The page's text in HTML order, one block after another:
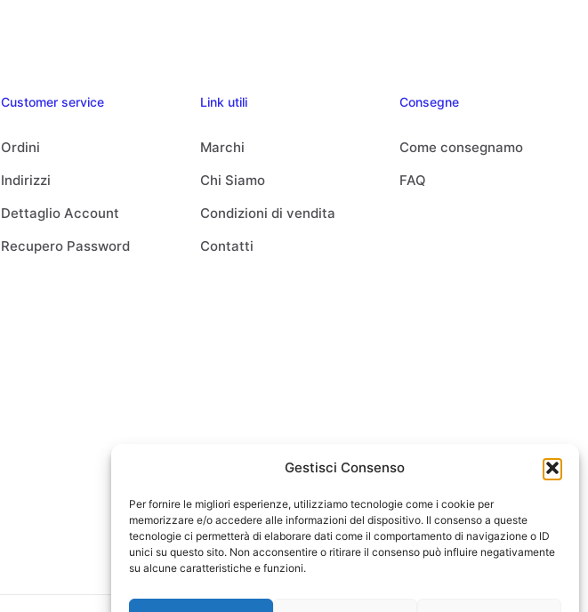
Gestisci Consenso
Per fornire le migliori esperienze, utilizziamo tecnologie come i cookie per
memorizzare e/o accedere alle informazioni del dispositivo. Il consenso a queste
tecnologie ci permetterà di elaborare dati come il comportamento di navigazione o ID
unici su questo sito. Non acconsentire o ritirare il consenso può influire negativamente
su alcune caratteristiche e funzioni.
Customer service
Ordini
Indirizzi
Dettaglio Account
Recupero Password
Link utili
Marchi
Chi Siamo
Condizioni di vendita
Contatti
Consegne
Come consegnamo
FAQ